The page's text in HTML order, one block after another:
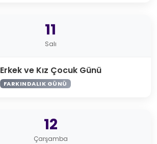
11
Salı
Erkek ve Kız Çocuk Günü
FARKINDALIK GÜNÜ
12
Çarşamba